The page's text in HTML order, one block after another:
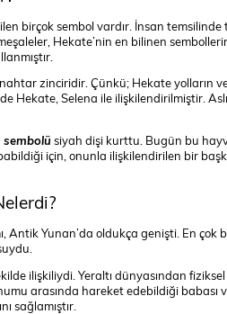
birçok sembol vardır. İnsan
Hekate’nin en bilinen
zinciridir. Çünkü; Hekate yolların
Hekate, Selena ile ilişkilendirilmiştir.
sembolü siyah dişi kurttu. Bugün bu
için, onunla ilişkilendirilen bir
Antik Yunan’da oldukça genişti. En çok
ilişkiliydi. Yeraltı dünyasından
arasında hareket edebildiği
sağlamıştır.